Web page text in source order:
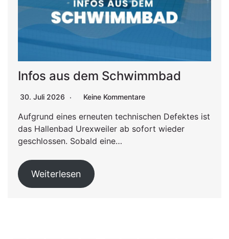
Infos aus dem Schwimmbad
30. Juli 2026 Keine Kommentare
Aufgrund eines erneuten technischen Defektes ist
das Hallenbad Urexweiler ab sofort wieder
geschlossen. Sobald eine…
Weiterlesen